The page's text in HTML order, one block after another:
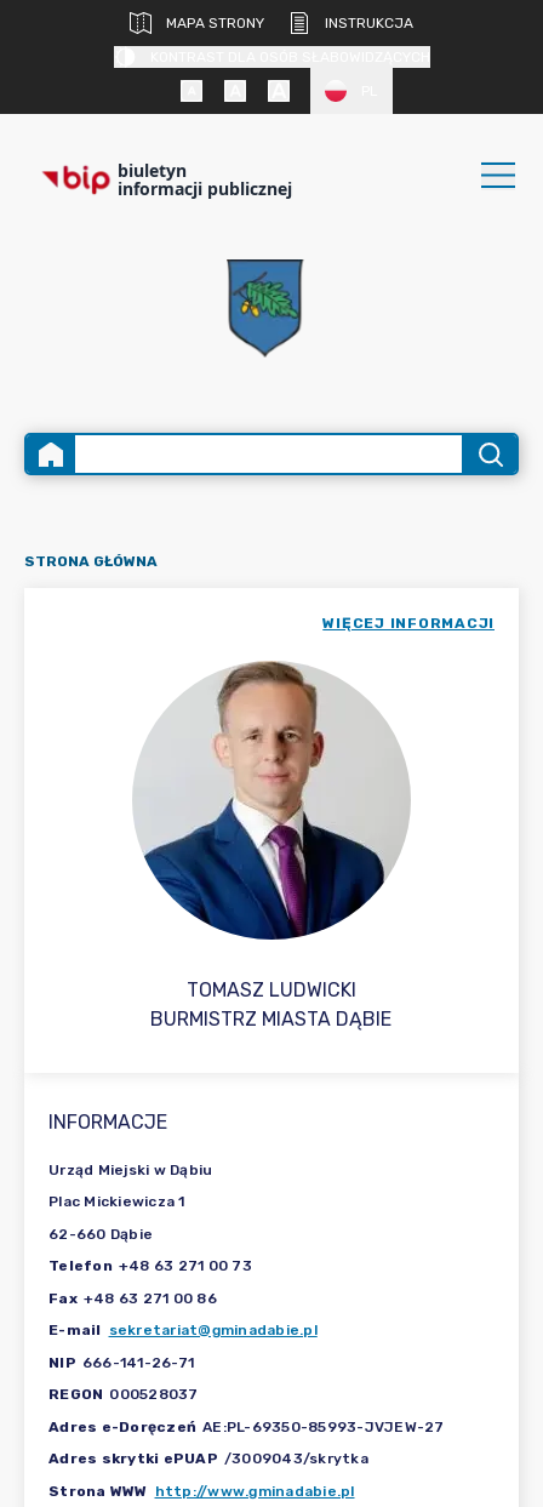
MAPA STRONY
INSTRUKCJA
biuletyn
informacji publicznej
STRONA GŁÓWNA
TOMASZ LUDWICKI
WIĘCEJ INFORMACJI
BURMISTRZ MIASTA DĄBIE
INFORMACJE
Urząd Miejski w Dąbiu
Plac Mickiewicza 1
62-660 Dąbie
Telefon +48 63 271 00 73
Fax +48 63 271 00 86
E-mail
sekretariat@gminadabie.pl
NIP 666-141-26-71
REGON 000528037
Adres e-Doręczeń AE:PL-69350-85993-JVJEW-27
Adres skrytki ePUAP /3009043/skrytka
Strona WWW http://www.gminadabie.pl